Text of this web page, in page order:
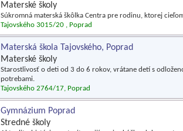
Materské školy
Súkromná materská škôlka Centra pre rodinu, ktorej
Tajovského 3015/20 , Poprad
Materská škola Tajovského, Poprad
Materské školy
Starostlivosť o deti od 3 do 6 rokov, vrátane detí s
potrebami.
Tajovského 2764/17, Poprad
Gymnázium Poprad
Stredné školy